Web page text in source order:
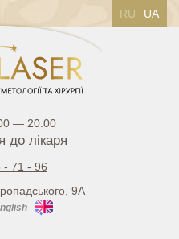
RU UA
— 20.00
до лікаря
- 71 - 96
9А